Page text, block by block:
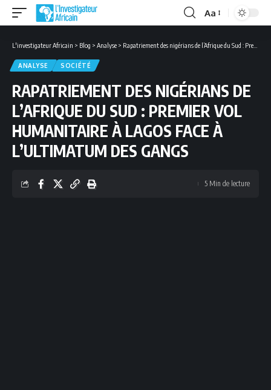
Font
Aa
L'investigateur Africain > Blog > Analyse > Rapatriement des nigérians de l’Afrique du Sud : Premier vol humanitaire à Lagos face à l’ultimatum des gangs
ANALYSE SOCIÉTÉ
RAPATRIEMENT DES NIGÉRIANS DE
L’AFRIQUE DU SUD : PREMIER VOL
HUMANITAIRE À LAGOS FACE À
L’ULTIMATUM DES GANGS
5 Min de lecture